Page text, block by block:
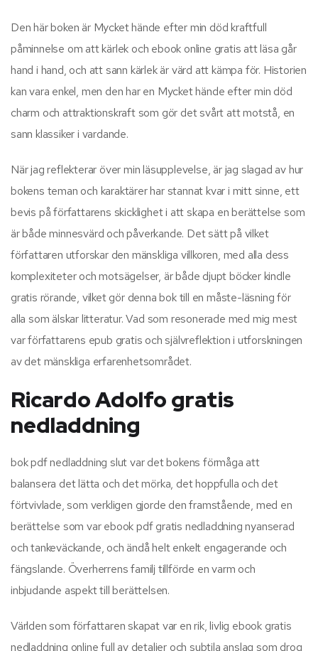
Den här boken är Mycket hände efter min död kraftfull
påminnelse om att kärlek och ebook online gratis att läsa går
hand i hand, och att sann kärlek är värd att kämpa för. Historien
kan vara enkel, men den har en Mycket hände efter min död
charm och attraktionskraft som gör det svårt att motstå, en
sann klassiker i vardande.
När jag reflekterar över min läsupplevelse, är jag slagad av hur
bokens teman och karaktärer har stannat kvar i mitt sinne, ett
bevis på författarens skicklighet i att skapa en berättelse som
är både minnesvärd och påverkande. Det sätt på vilket
författaren utforskar den mänskliga villkoren, med alla dess
komplexiteter och motsägelser, är både djupt böcker kindle
gratis rörande, vilket gör denna bok till en måste-läsning för
alla som älskar litteratur. Vad som resonerade med mig mest
var författarens epub gratis och självreflektion i utforskningen
av det mänskliga erfarenhetsområdet.
Ricardo Adolfo gratis
nedladdning
bok pdf nedladdning slut var det bokens förmåga att
balansera det lätta och det mörka, det hoppfulla och det
förtvivlade, som verkligen gjorde den framstående, med en
berättelse som var ebook pdf gratis nedladdning nyanserad
och tankeväckande, och ändå helt enkelt engagerande och
fängslande. Överherrens familj tillförde en varm och
inbjudande aspekt till berättelsen.
Världen som författaren skapat var en rik, livlig ebook gratis
nedladdning online full av detaljer och subtila anslag som drog